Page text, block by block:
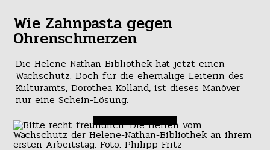
Wie Zahnpasta gegen
Ohrenschmerzen
Die Helene-Nathan-Bibliothek hat jetzt einen
Wachschutz. Doch für die ehemalige Leiterin des
Kulturamts, Dorothea Kolland, ist dieses Manöver
nur eine Schein-Lösung.